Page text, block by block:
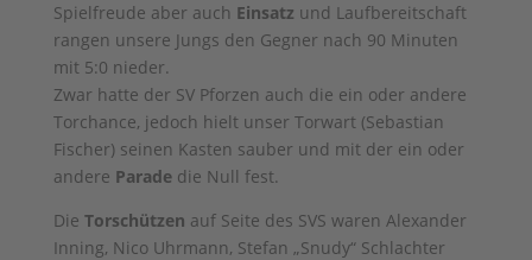
Spielfreude aber auch Einsatz und Laufbereitschaft
rangen unsere Jungs den Gegner nach 90 Minuten
mit 5:0 nieder.
Zwar hatte der SV Pforzen auch die ein oder andere
Torchance, jedoch hielt unser Torwart (Sebastian
Fischer) seinen Kasten sauber und mit der ein oder
andere Parade die Null fest.
Die Torschützen auf Seite des SVS waren Alexander
Inning, Nico Uhrmann, Stefan „Snudy“ Schlachter